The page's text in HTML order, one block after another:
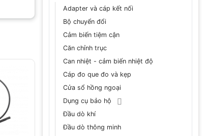
Adapter và cáp kết nối
Bộ chuyển đổi
Cảm biến tiệm cận
Căn chỉnh trục
Can nhiệt - cảm biến nhiệt độ
Cáp đo que đo và kẹp
Cửa sổ hồng ngoại
Dụng cụ bảo hộ
Đầu dò khí
Đầu dò thông minh